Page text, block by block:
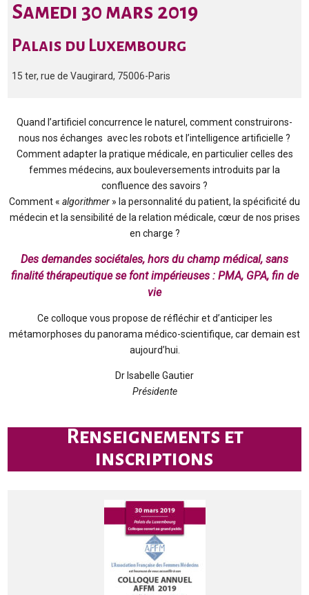
Samedi 30 mars 2019
Palais du Luxembourg
15 ter, rue de Vaugirard, 75006-Paris
Quand l’artificiel concurrence le naturel, comment construirons-
nous nos échanges avec les robots et l’intelligence artificielle ?
Comment adapter la pratique médicale, en particulier celles des
femmes médecins, aux bouleversements introduits par la
confluence des savoirs ?
Comment « algorithmer » la personnalité du patient, la spécificité du
médecin et la sensibilité de la relation médicale, cœur de nos prises
en charge ?
Des demandes sociétales, hors du champ médical, sans
finalité thérapeutique se font impérieuses : PMA, GPA, fin de
vie
Ce colloque vous propose de réfléchir et d’anticiper les
métamorphoses du panorama médico-scientifique, car demain est
aujourd’hui.
Dr Isabelle Gautier
Présidente
Renseignements et
inscriptions